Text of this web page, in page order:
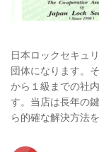
日本ロックセキュ
団体になります。
から１級までの社
す。当店は長年の
ら的確な解決方法